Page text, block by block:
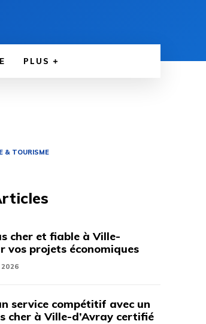
PLUS
& TOURISME
cher et fiable à Ville-
vos projets économiques
2026
service compétitif avec un
cher à Ville-d’Avray certifié